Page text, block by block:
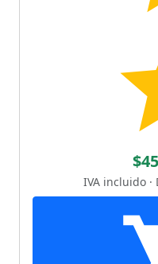
IVA incluido